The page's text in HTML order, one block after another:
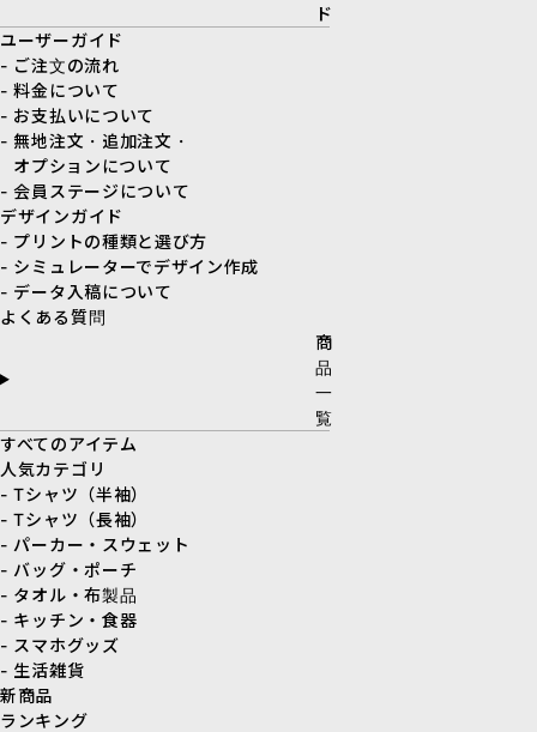
ド
ユーザーガイド
- ご注文の流れ
- 料金について
- お支払いについて
- 無地注文・追加注文・
オプションについて
- 会員ステージについて
デザインガイド
- プリントの種類と選び方
- シミュレーターでデザイン作成
- データ入稿について
よくある質問
商
品
一
覧
すべてのアイテム
人気カテゴリ
- Tシャツ（半袖）
- Tシャツ（長袖）
- パーカー・スウェット
- バッグ・ポーチ
- タオル・布製品
- キッチン・食器
- スマホグッズ
- 生活雑貨
新商品
ランキング